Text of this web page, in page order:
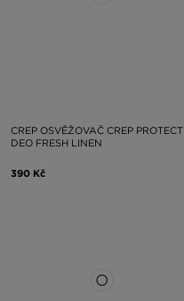
CREP OSVĚŽOVAČ CREP PROTECT
DEO FRESH LINEN
390 Kč